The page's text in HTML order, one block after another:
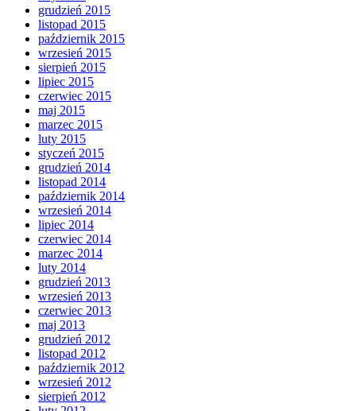
grudzień 2015
listopad 2015
październik 2015
wrzesień 2015
sierpień 2015
lipiec 2015
czerwiec 2015
maj 2015
marzec 2015
luty 2015
styczeń 2015
grudzień 2014
listopad 2014
październik 2014
wrzesień 2014
lipiec 2014
czerwiec 2014
marzec 2014
luty 2014
grudzień 2013
wrzesień 2013
czerwiec 2013
maj 2013
grudzień 2012
listopad 2012
październik 2012
wrzesień 2012
sierpień 2012